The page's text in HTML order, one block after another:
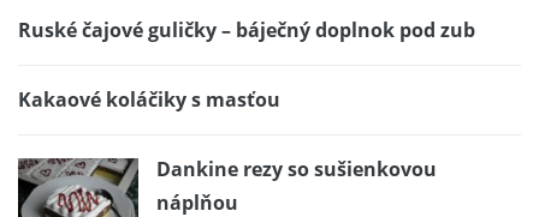
Ruské čajové guličky – báječný doplnok pod zub
Kakaové koláčiky s masťou
Dankine rezy so sušienkovou
náplňou